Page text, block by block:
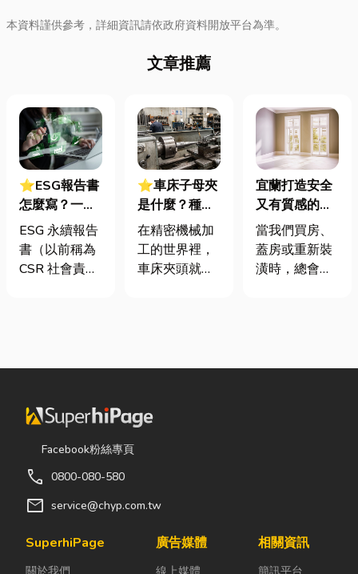
本資料謹供參考，詳細資訊請依政府資料開放平台為準。
文章推薦
⭐ESG報告書
怎麼寫？一定
要上市櫃才寫
嗎？3步驟擺
脫綠色轉型焦
ESG 永續報告
書（以前稱為
CSR 社會責任
責任（S）與
（G）三個維
度營運成果的
正式文件。它
「健康體檢
表」與「永續
多中小企業主
⭐車床子母夾
是什麼？種
類、規格挑選
與台灣採購推
薦完整指南
在精密機械加
工的世界裡，
車床夾頭就像
的工件。然
異形材或精密
大量時間拆裝
這時，車床子
宜蘭打造安全
又有質感的
家，從專業門
窗開始
當我們買房、
蓋房或重新裝
潢時，總會把
天都在使用的
氣候潮濕多
Facebook粉絲專頁
call 0800-080-580
mail service@chyp.com.tw
SuperhiPage
關於我們
廣告媒體
線上媒體
相關資訊
簡訊平台